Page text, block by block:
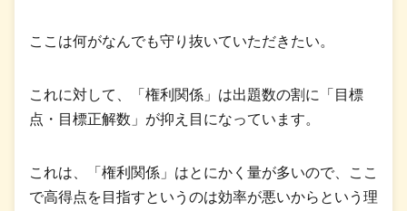
ここは何がなんでも守り抜いていただきたい。
これに対して、「権利関係」は出題数の割に「目標
点・目標正解数」が抑え目になっています。
これは、「権利関係」はとにかく量が多いので、ここ
で高得点を目指すというのは効率が悪いからという理